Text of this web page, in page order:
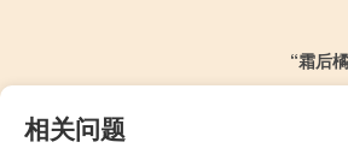
“霜后
相关问题